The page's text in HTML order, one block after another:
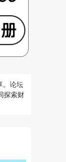
。论坛
探索财